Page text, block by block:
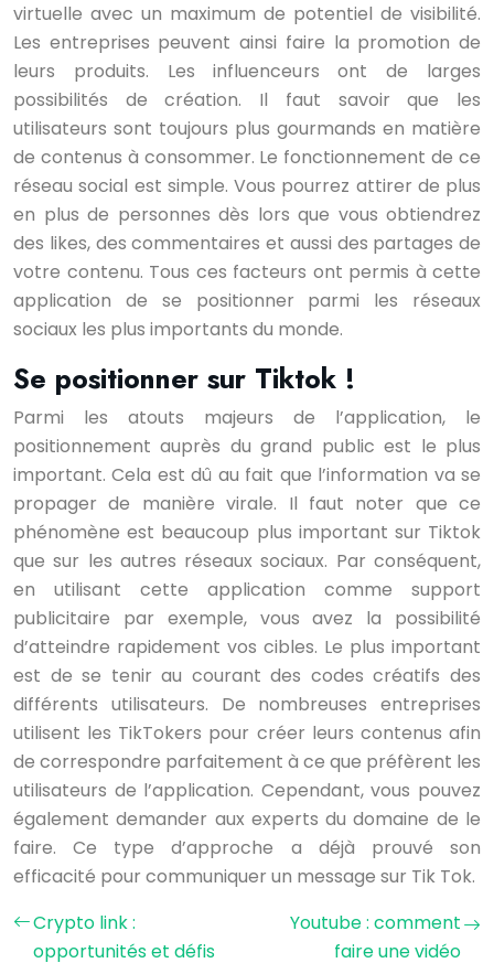
virtuelle avec un maximum de potentiel de visibilité.
Les entreprises peuvent ainsi faire la promotion de
leurs produits. Les influenceurs ont de larges
possibilités de création. Il faut savoir que les
utilisateurs sont toujours plus gourmands en matière
de contenus à consommer. Le fonctionnement de ce
réseau social est simple. Vous pourrez attirer de plus
en plus de personnes dès lors que vous obtiendrez
des likes, des commentaires et aussi des partages de
votre contenu. Tous ces facteurs ont permis à cette
application de se positionner parmi les réseaux
sociaux les plus importants du monde.
Se positionner sur Tiktok !
Parmi les atouts majeurs de l’application, le
positionnement auprès du grand public est le plus
important. Cela est dû au fait que l’information va se
propager de manière virale. Il faut noter que ce
phénomène est beaucoup plus important sur Tiktok
que sur les autres réseaux sociaux. Par conséquent,
en utilisant cette application comme support
publicitaire par exemple, vous avez la possibilité
d’atteindre rapidement vos cibles. Le plus important
est de se tenir au courant des codes créatifs des
différents utilisateurs. De nombreuses entreprises
utilisent les TikTokers pour créer leurs contenus afin
de correspondre parfaitement à ce que préfèrent les
utilisateurs de l’application. Cependant, vous pouvez
également demander aux experts du domaine de le
faire. Ce type d’approche a déjà prouvé son
efficacité pour communiquer un message sur Tik Tok.
Crypto link :
opportunités et défis
Youtube : comment
faire une vidéo